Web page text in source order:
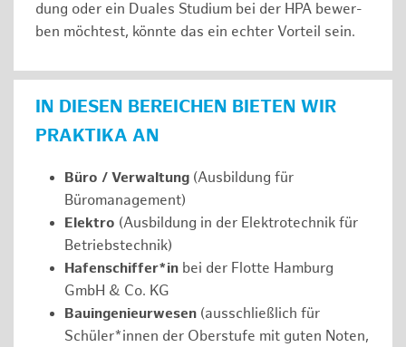
dung oder ein Duales Studium bei der HPA be­wer­
ben möch­test, könnte das ein ech­ter Vor­teil sein.
IN DIESEN BEREICHEN BIETEN WIR
PRAKTIKA AN
Büro / Verwaltung (Ausbildung für
Büromanagement)
Elektro (Ausbildung in der Elektrotechnik für
Betriebstechnik)
Hafenschiffer*in bei der Flotte Hamburg
GmbH & Co. KG
Bauingenieurwesen (ausschließlich für
Schüler*innen der Oberstufe mit guten Noten,